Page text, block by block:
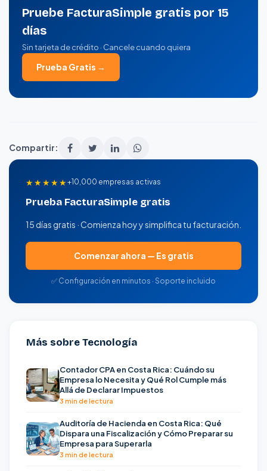
Pruebe FacturaSimple gratis por 15
días
Sin tarjeta de crédito · Cancele cuando quiera
Prueba Gratis →
Compartir:
★★★★★+10,000 empresas activas
Prueba FacturaSimple gratis
15 días gratis · Comienza hoy y simplifica tu facturación.
Comenzar ahora — Es gratis
✅ Configuración en minutos · Soporte incluido
Más sobre Tecnología
Contador CPA en Costa Rica: Cuándo su
Empresa lo Necesita y Qué Rol Cumple más
Allá de Declarar Impuestos
3 min de lectura
Auditoría de Hacienda en Costa Rica: Qué
Dispara una Fiscalización y Cómo Preparar su
Empresa para Superarla
3 min de lectura